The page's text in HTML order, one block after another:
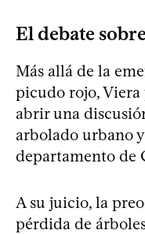
El debate
Más allá de la
picudo rojo, Viera
abrir una
arbolado urbano
departamento de
A su juicio, la
pérdida de